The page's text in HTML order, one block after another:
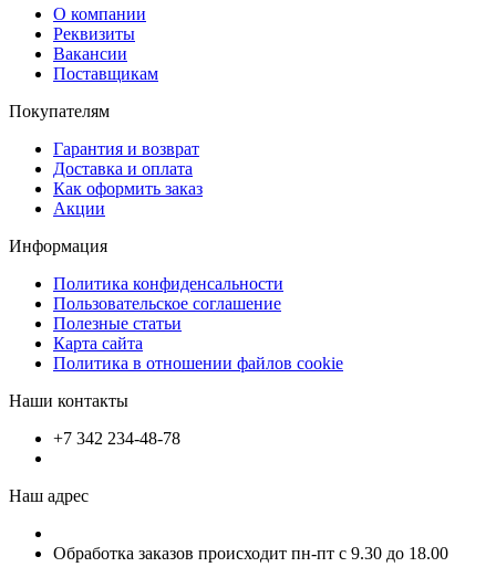
О компании
Реквизиты
Вакансии
Поставщикам
Покупателям
Гарантия и возврат
Доставка и оплата
Как оформить заказ
Акции
Информация
Политика конфиденсальности
Пользовательское соглашение
Полезные статьи
Карта сайта
Политика в отношении файлов cookie
Наши контакты
+7 342 234-48-78
Наш адрес
Обработка заказов происходит пн-пт с 9.30 до 18.00